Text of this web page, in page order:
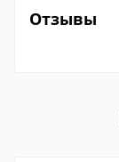
Отзывы